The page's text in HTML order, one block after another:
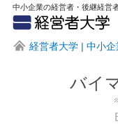
中小企業の経営者・後継経営
経営者大学 | 中小
バイ